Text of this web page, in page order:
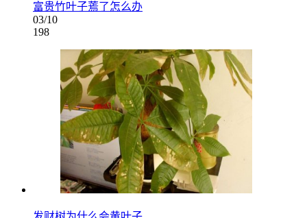
富贵竹叶子蔫了怎么办
03/10
198